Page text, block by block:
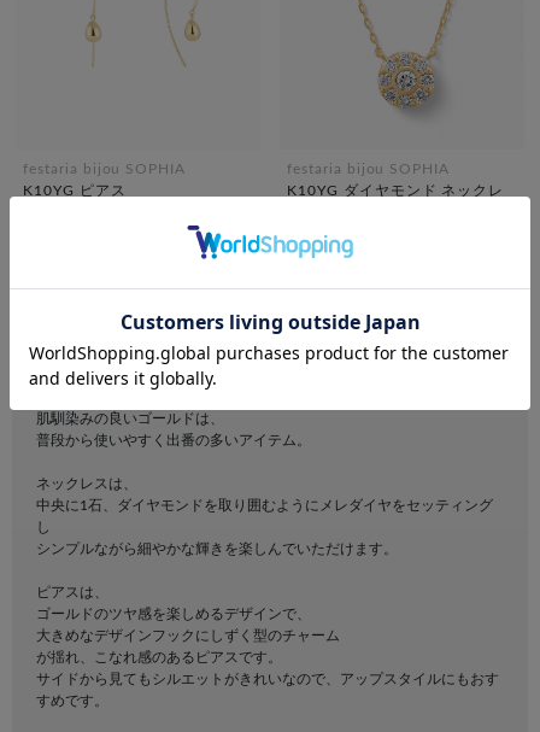
festaria bijou SOPHIA
K10YG ピアス
festaria bijou SOPHIA
K10YG ダイヤモンド ネックレ
¥69,300
デイリーにぴったり
ゴールドジュエリーコーディネート
肌馴染みの良いゴールドは、
普段から使いやすく出番の多いアイテム。
ネックレスは、
中央に1石、ダイヤモンドを取り囲むようにメレダイヤをセッティング
し
シンプルながら細やかな輝きを楽しんでいただけます。
ピアスは、
ゴールドのツヤ感を楽しめるデザインで、
大きめなデザインフックにしずく型のチャーム
が揺れ、こなれ感のあるピアスです。
サイドから見てもシルエットがきれいなので、アップスタイルにもおす
すめです。